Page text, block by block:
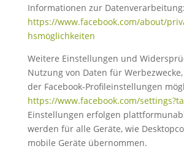
Informationen zur Datenverarbeitung:
https://www.facebook.com/about/
hsmöglichkeiten
Weitere Einstellungen und
Nutzung von Daten für
der Facebook-Profileinstellungen
https://www.facebook.com/
Einstellungen erfolgen
werden für alle Geräte, wie
mobile Geräte übernommen.